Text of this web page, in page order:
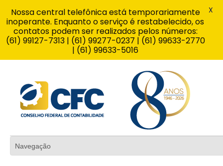
Nossa central telefônica está temporariamente
inoperante. Enquanto o serviço é restabelecido, os
contatos podem ser realizados pelos números:
(61) 99127-7313 | (61) 99277-0237 | (61) 99633-2770
| (61) 99633-5016
X